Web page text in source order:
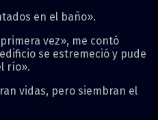
en el baño».
vez», me contó
se estremeció y pude
río».
vidas, pero siembran el